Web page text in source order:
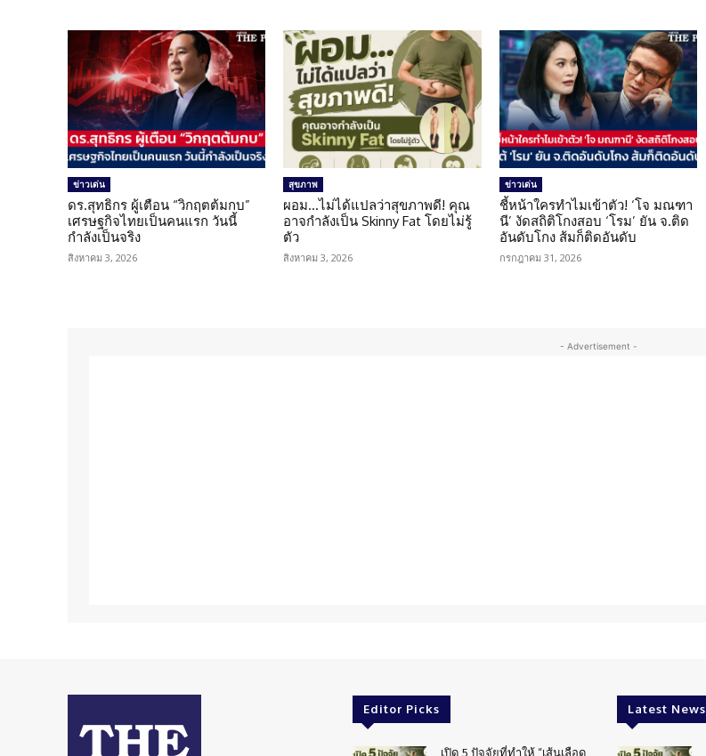
ข่าวเด่น
ดร.สุทธิกร ผู้เตือน “วิกฤตต้มกบ”
เศรษฐกิจไทยเป็นคนแรก วันนี้
กำลังเป็นจริง
สิงหาคม 3, 2026
สุขภาพ
ผอม…ไม่ได้แปลว่าสุขภาพดี! คุณ
อาจกำลังเป็น Skinny Fat โดยไม่รู้
ตัว
สิงหาคม 3, 2026
ข่าวเด่น
ชี้หน้าใครทำไมเข้าตัว! ‘โจ มณฑา
นี’ งัดสถิติโกงสอบ ‘โรม’ ยัน จ.ติด
อันดับโกง ส้มก็ติดอันดับ
กรกฎาคม 31, 2026
- Advertisement -
Editor Picks
เปิด 5 ปัจจัยที่ทำให้ “เส้นเลือด
Latest News